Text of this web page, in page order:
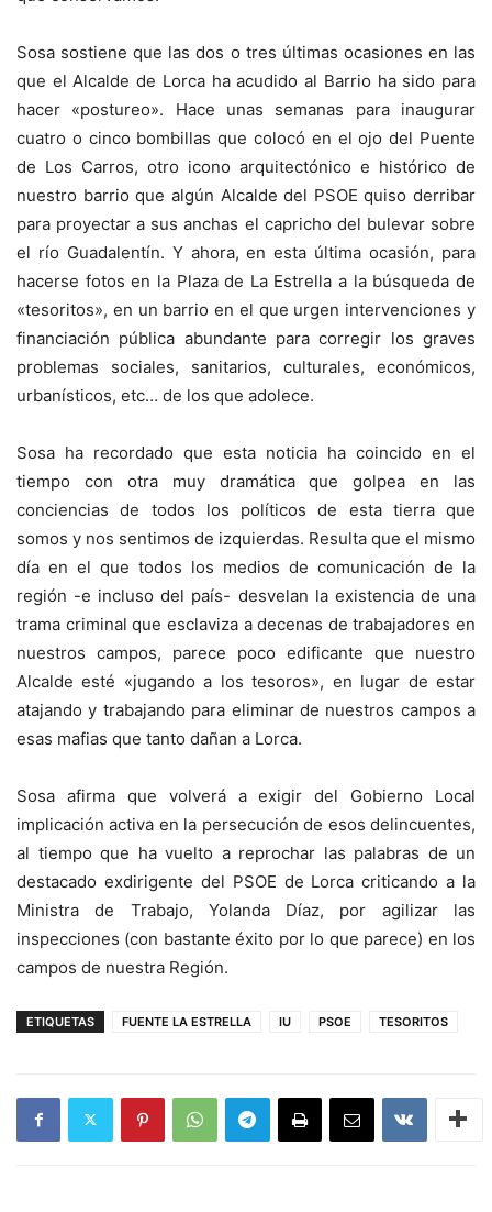
Sosa sostiene que las dos o tres últimas ocasiones en las
que el Alcalde de Lorca ha acudido al Barrio ha sido para
hacer «postureo». Hace unas semanas para inaugurar
cuatro o cinco bombillas que colocó en el ojo del Puente
de Los Carros, otro icono arquitectónico e histórico de
nuestro barrio que algún Alcalde del PSOE quiso derribar
para proyectar a sus anchas el capricho del bulevar sobre
el río Guadalentín. Y ahora, en esta última ocasión, para
hacerse fotos en la Plaza de La Estrella a la búsqueda de
«tesoritos», en un barrio en el que urgen intervenciones y
financiación pública abundante para corregir los graves
problemas sociales, sanitarios, culturales, económicos,
urbanísticos, etc… de los que adolece.
Sosa ha recordado que esta noticia ha coincido en el
tiempo con otra muy dramática que golpea en las
conciencias de todos los políticos de esta tierra que
somos y nos sentimos de izquierdas. Resulta que el mismo
día en el que todos los medios de comunicación de la
región -e incluso del país- desvelan la existencia de una
trama criminal que esclaviza a decenas de trabajadores en
nuestros campos, parece poco edificante que nuestro
Alcalde esté «jugando a los tesoros», en lugar de estar
atajando y trabajando para eliminar de nuestros campos a
esas mafias que tanto dañan a Lorca.
Sosa afirma que volverá a exigir del Gobierno Local
implicación activa en la persecución de esos delincuentes,
al tiempo que ha vuelto a reprochar las palabras de un
destacado exdirigente del PSOE de Lorca criticando a la
Ministra de Trabajo, Yolanda Díaz, por agilizar las
inspecciones (con bastante éxito por lo que parece) en los
campos de nuestra Región.
ETIQUETAS FUENTE LA ESTRELLA IU PSOE TESORITOS